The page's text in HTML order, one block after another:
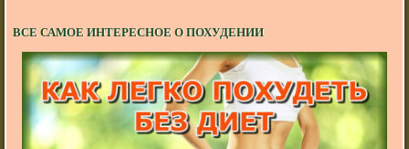
ВСЕ САМОЕ ИНТЕРЕСНОЕ О ПОХУДЕНИИ